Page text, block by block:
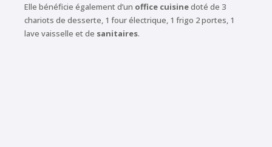
Elle bénéficie également d’un office cuisinedoté de 3
chariots de desserte, 1 four électrique, 1 frigo 2 portes, 1
lave vaisselle et de sanitaires.